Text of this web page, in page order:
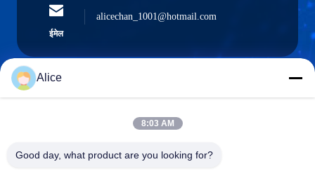
ईमेल
alicechan_1001@hotmail.com
Alice
8:03 AM
Good day, what product are you looking for?